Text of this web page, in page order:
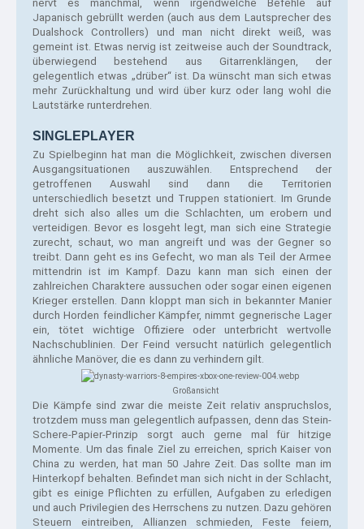
nervt es manchmal, wenn irgendwelche Befehle auf
Japanisch gebrüllt werden (auch aus dem Lautsprecher des
Dualshock Controllers) und man nicht direkt weiß, was
gemeint ist. Etwas nervig ist zeitweise auch der Soundtrack,
überwiegend bestehend aus Gitarrenklängen, der
gelegentlich etwas „drüber“ ist. Da wünscht man sich etwas
mehr Zurückhaltung und wird über kurz oder lang wohl die
Lautstärke runterdrehen.
SINGLEPLAYER
Zu Spielbeginn hat man die Möglichkeit, zwischen diversen
Ausgangsituationen auszuwählen. Entsprechend der
getroffenen Auswahl sind dann die Territorien
unterschiedlich besetzt und Truppen stationiert. Im Grunde
dreht sich also alles um die Schlachten, um erobern und
verteidigen. Bevor es losgeht legt, man sich eine Strategie
zurecht, schaut, wo man angreift und was der Gegner so
treibt. Dann geht es ins Gefecht, wo man als Teil der Armee
mittendrin ist im Kampf. Dazu kann man sich einen der
zahlreichen Charaktere aussuchen oder sogar einen eigenen
Krieger erstellen. Dann kloppt man sich in bekannter Manier
durch Horden feindlicher Kämpfer, nimmt gegnerische Lager
ein, tötet wichtige Offiziere oder unterbricht wertvolle
Nachschublinien. Der Feind versucht natürlich gelegentlich
ähnliche Manöver, die es dann zu verhindern gilt.
Großansicht
Die Kämpfe sind zwar die meiste Zeit relativ anspruchslos,
trotzdem muss man gelegentlich aufpassen, denn das Stein-
Schere-Papier-Prinzip sorgt auch gerne mal für hitzige
Momente. Um das finale Ziel zu erreichen, sprich Kaiser von
China zu werden, hat man 50 Jahre Zeit. Das sollte man im
Hinterkopf behalten. Befindet man sich nicht in der Schlacht,
gibt es einige Pflichten zu erfüllen, Aufgaben zu erledigen
und auch Privilegien des Herrschens zu nutzen. Dazu gehören
Steuern eintreiben, Allianzen schmieden, Feste feiern,